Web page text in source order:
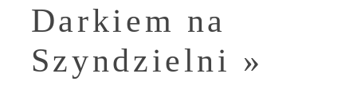
Darkiem na
Szyndzielni »